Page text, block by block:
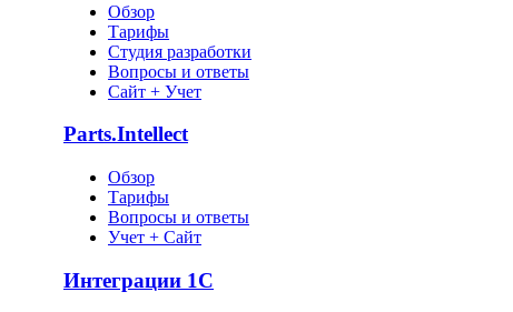
Обзор
Тарифы
Студия разработки
Вопросы и ответы
Сайт + Учет
Parts.Intellect
Обзор
Тарифы
Вопросы и ответы
Учет + Сайт
Интеграции 1С